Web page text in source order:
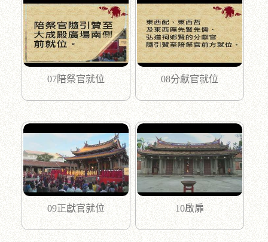
07陪祭官就位 08分獻官就位
09正獻官就位 10啟扉